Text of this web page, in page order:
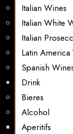
Italian Wines
Italian White
Italian
Latin America
Spanish
Drink
Bieres
Alcohol
Aperitifs